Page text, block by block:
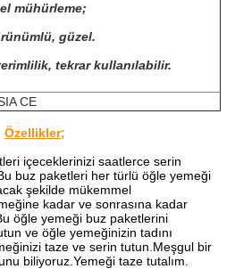
mühürleme;
güzel.
tekrar kullanılabilir.
CE
Özellikler;
içeceklerinizi saatlerce serin
buz paketleri her türlü öğle yemeği
şekilde mükemmel
kadar ve sonrasına kadar
öğle yemeği buz paketlerini
ve öğle yemeğinizin tadını
taze ve serin tutun.Meşgul bir
biliyoruz.Yemeği taze tutalım.